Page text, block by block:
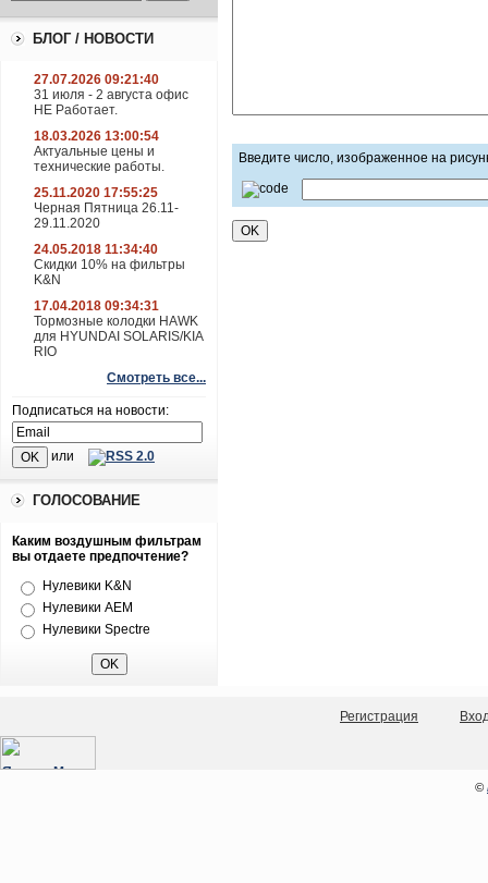
БЛОГ / НОВОСТИ
27.07.2026 09:21:40
31 июля - 2 августа офис
НЕ Работает.
18.03.2026 13:00:54
Актуальные цены и
технические работы.
25.11.2020 17:55:25
Черная Пятница 26.11-
29.11.2020
24.05.2018 11:34:40
Скидки 10% на фильтры
K&N
17.04.2018 09:34:31
Тормозные колодки HAWK
для HYUNDAI SOLARIS/KIA
RIO
Смотреть все...
Подписаться на новости:
или
ГОЛОСОВАНИЕ
Каким воздушным фильтрам
вы отдаете предпочтение?
Нулевики K&N
Нулевики AEM
Нулевики Spectre
Введите число, изображенное на
Регистрация
©